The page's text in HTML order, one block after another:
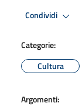
Condividi
Categorie:
Cultura
Argomenti: